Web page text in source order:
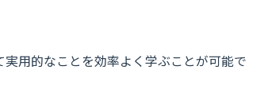
用的なことを効率よく学ぶことが可能で